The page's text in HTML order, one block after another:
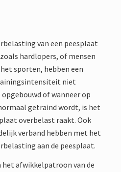
van een peesplaat
hardlopers, of mensen
sporten, hebben een
niet
of wanneer op
getraind wordt, is het
overbelast raakt. Ook
verband hebben met het
aan de peesplaat.
het afwikkelpatroon van de